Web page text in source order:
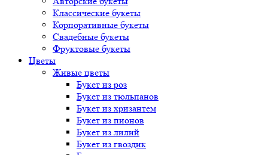
Классические букеты
Корпоративные букеты
Свадебные букеты
Фруктовые букеты
Цветы
Живые цветы
Букет из роз
Букет из тюльпанов
Букет из хризантем
Букет из пионов
Букет из лилий
Букет из гвоздик